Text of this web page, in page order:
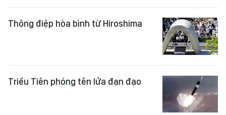
Thông điệp hòa bình từ Hiroshima
Triều Tiên phóng tên lửa đạn đạo